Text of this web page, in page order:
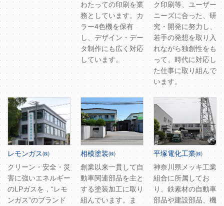
わたっての印刷を業
務としています。カ
ラー4色機を保有
し、デザイン・デー
タ制作にも広く対応
しています。
ク印刷等、ユーザー
ニーズに合った、研
究・開発に努力し、
若手の発想を取り入
れながら独創性をも
って、時代に対応し
た仕事に取り組んで
います。
レモンガス㈱
クリーン・安全・災
害に強いエネルギー
のLPガスを，“レモ
ンガス”のブランド
相模塗装㈱
創業以来一貫して自
動車関連部品を主と
する塗装加工に取り
組んでいます。ま
平塚電化工業㈱
神奈川県メッキ工業
組合に所属してお
り、鉄素材の自動車
部品や建設部品、機